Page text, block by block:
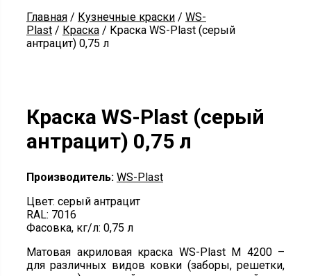
Главная / Кузнечные краски / WS-
Plast / Краска / Краска WS-Plast (серый
антрацит) 0,75 л
Краска WS-Plast (серый
антрацит) 0,75 л
Производитель: WS-Plast
Цвет: серый антрацит
RAL: 7016
Фасовка, кг/л: 0,75 л
Матовая акриловая краска WS-Plast M 4200 –
для различных видов ковки (заборы, решетки,